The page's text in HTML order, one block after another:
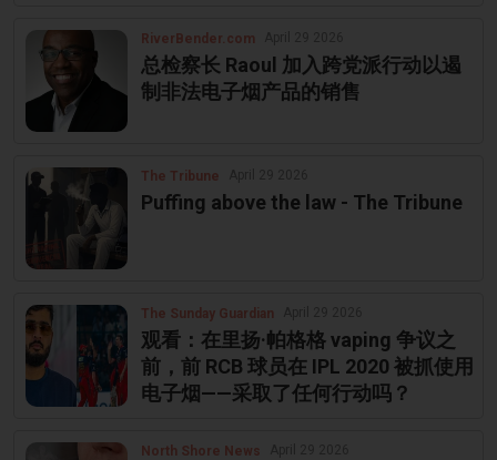
RiverBender.com
总检察长 Raoul 加入跨党派行动以遏
制非法电子烟产品的销售
The Tribune
Puffing above the law - The Tribune
The Sunday Guardian
观看：在里扬·帕格格 vaping 争议之
前，前 RCB 球员在 IPL 2020 被抓使用
电子烟——采取了任何行动吗？
North Shore News